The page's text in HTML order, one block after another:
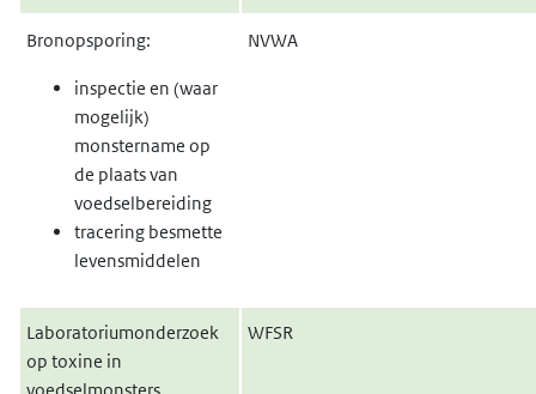
Bronopsporing:
inspectie en (waar
mogelijk)
monstername op
de plaats van
voedselbereiding
tracering besmette
levensmiddelen
NVWA
Laboratoriumonderzoek
op toxine in
WFSR